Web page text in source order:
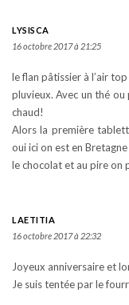
LYSISCA
16 octobre 2017 à 21:25
le flan pâtissier à l’air
pluvieux. Avec un thé
chaud!
Alors la première
oui ici on est en
le chocolat et au pire on
LAETITIA
16 octobre 2017 à 22:32
Joyeux anniversaire et
Je suis tentée par le